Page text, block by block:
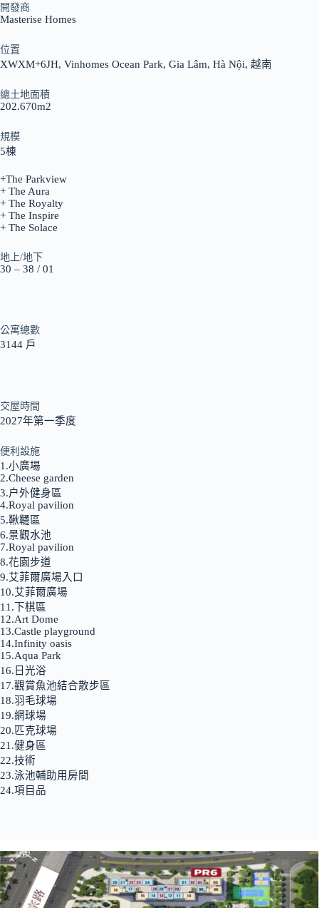
開發商
Masterise Homes
位置
XWXM+6JH, Vinhomes Ocean Park, Gia Lâm, Hà Nội, 越南
總土地面積
202.670m2
規模
5棟
+The Parkview
+ The Aura
+ The Royalty
+ The Inspire
+ The Solace
地上/地下
30 – 38 / 01
公寓總數
3144 戶
交屋時間
2027年第一季度
便利設施
1.小廣場
2.Cheese garden
3.户外健身區
4.Royal pavilion
5.鞦韆區
6.景觀水池
7.Royal pavilion
8.花園步道
9.艾菲爾廣場入口
10.艾菲爾廣場
11.下棋區
12.Art Dome
13.Castle playground
14.Infinity oasis
15.Aqua Park
16.日光浴
17.觀賞魚池結合散步區
18.羽毛球場
19.網球場
20.匹克球場
21.健身區
22.技術
23.泳池輔助用房間
24.項目品